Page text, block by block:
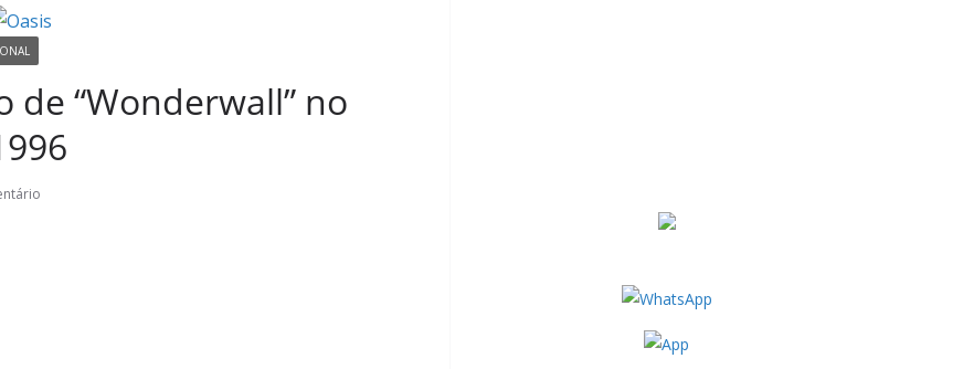
de “Wonderwall” no